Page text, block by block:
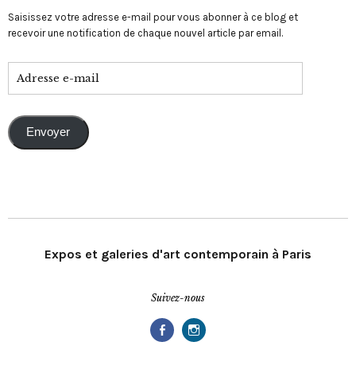
Saisissez votre adresse e-mail pour vous abonner à ce blog et
recevoir une notification de chaque nouvel article par email.
Envoyer
Expos et galeries d'art contemporain à Paris
Suivez-nous